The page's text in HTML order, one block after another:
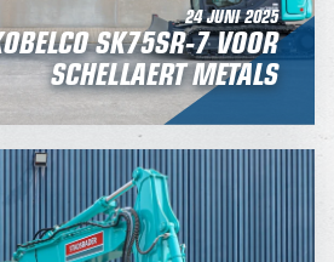
24 JUNI 2025
SK75SR-7 VOOR
SCHELLAERT METALS